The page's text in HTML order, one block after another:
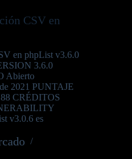
CSV en
en phpList v3.6.0
3.6.0
Abierto
2021 PUNTAJE
CRÉDITOS
v3.0.6 es